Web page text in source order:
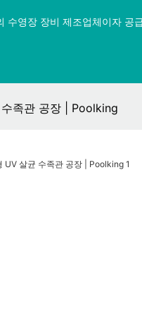
수영장 장비 제조업체이자 공
족관 공장 | Poolking